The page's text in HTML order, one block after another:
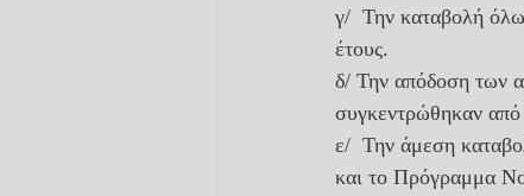
γ/  Την καταβολή
έτους.
δ/ Την απόδοση των
συγκεντρώθηκαν από
ε/  Την άμεση
και το Πρόγραμμα